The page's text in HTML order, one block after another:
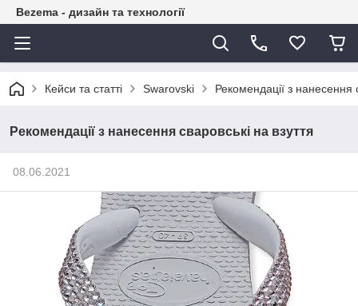
Bezema - дизайн та технології
Кейси та статті Swarovski Рекомендації з нанесення
Рекомендації з нанесення сваровські на взуття
08.06.2021